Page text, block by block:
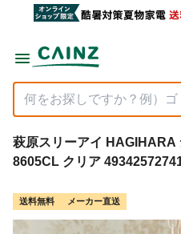
萩原スリーアイ HAGIHARA
8605CL クリア
送料無料 メーカー直送